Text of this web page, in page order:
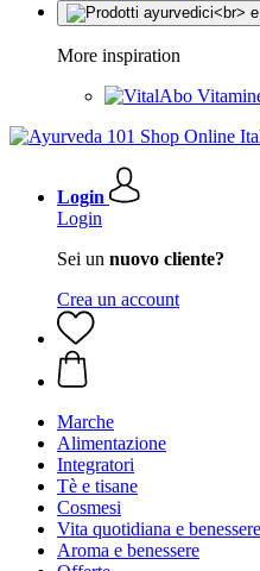
More inspiration
Login
Login
Sei un nuovo cliente?
Crea un account
Marche
Alimentazione
Integratori
Tè e tisane
Cosmesi
Vita quotidiana e benessere
Aroma e benessere